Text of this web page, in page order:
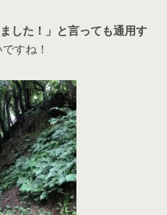
した！」と言っても通用す
すね！